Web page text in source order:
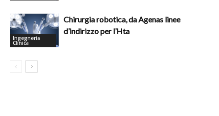
Ingegneria
Clinica
Chirurgia robotica, da Agenas linee
d’indirizzo per l’Hta